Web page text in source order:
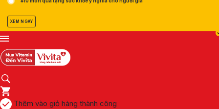
XEM NGAY
0
Thêm vào giỏ hàng thành công